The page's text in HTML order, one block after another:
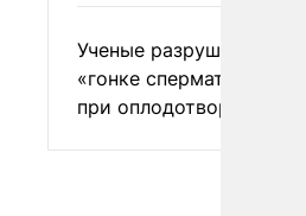
Ученые разрушили миф
«гонке
при оплодотворении